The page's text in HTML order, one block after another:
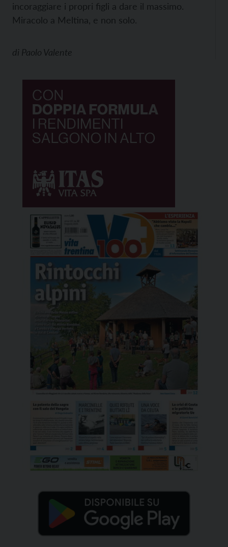
incoraggiare i propri figli a dare il massimo.
Miracolo a Meltina, e non solo.
di Paolo Valente